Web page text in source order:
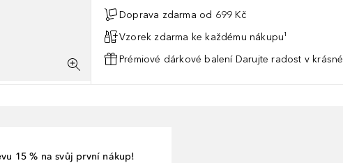
Doprava zdarma od 699 Kč
Vzorek zdarma ke každému nákupu¹
Prémiové dárkové balení Darujte radost v
15 % na svůj první nákup!